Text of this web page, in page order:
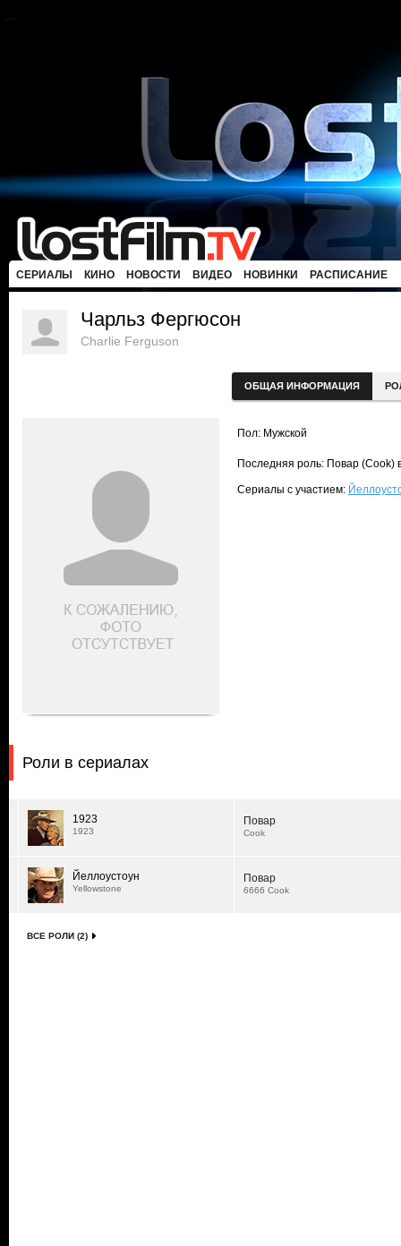
СЕРИАЛЫ КИНО НОВОСТИ ВИДЕО НОВИНКИ РАСПИСАНИЕ
Чарльз Фергюсон
Charlie Ferguson
ОБЩАЯ ИНФОРМАЦИЯ
Пол: Мужской
Последняя роль: Повар (Cook)
Сериалы с участием:
Роли в сериалах
1923
1923
Повар
Cook
Йеллоустоун
Yellowstone
Повар
6666 Cook
ВСЕ РОЛИ (2)